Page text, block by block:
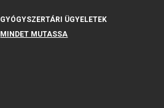
GYÓGYSZERTÁRI ÜGYELETEK
MINDET MUTASSA